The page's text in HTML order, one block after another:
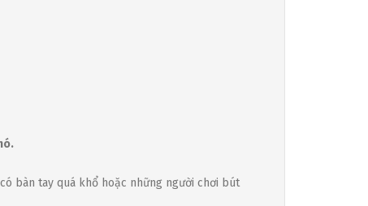
bàn tay quá khổ hoặc những người chơi bút